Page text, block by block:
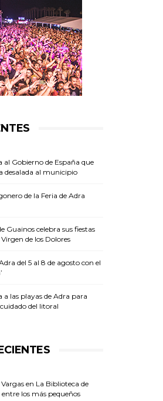
al Gobierno de España que
desalada al municipio
de la Feria de Adra
Guainos celebra sus fiestas
de los Dolores
del 5 al 8 de agosto con el
a las playas de Adra para
del litoral
en La Biblioteca de
los más pequeños